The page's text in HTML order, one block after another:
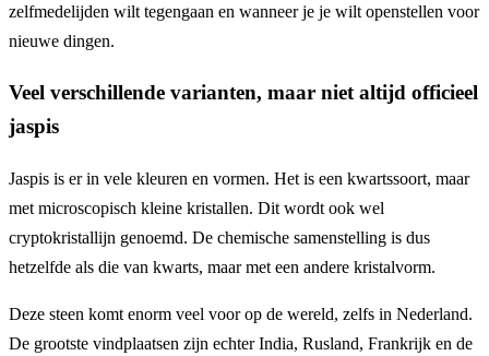
zelfmedelijden wilt tegengaan en wanneer je je wilt openstellen voor
nieuwe dingen.
Veel verschillende varianten, maar niet altijd officieel
jaspis
Jaspis is er in vele kleuren en vormen. Het is een kwartssoort, maar
met microscopisch kleine kristallen. Dit wordt ook wel
cryptokristallijn genoemd. De chemische samenstelling is dus
hetzelfde als die van kwarts, maar met een andere kristalvorm.
Deze steen komt enorm veel voor op de wereld, zelfs in Nederland.
De grootste vindplaatsen zijn echter India, Rusland, Frankrijk en de